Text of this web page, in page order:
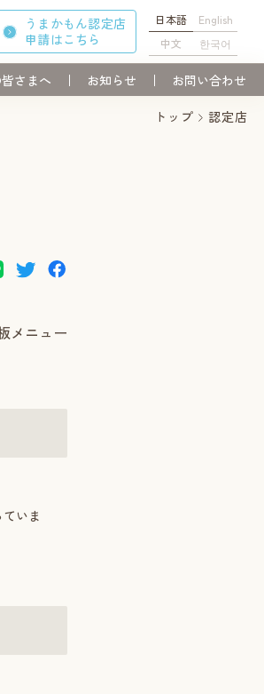
うまかもん認定店
申請はこちら
日本語
English
中文
한국어
さまへ お知らせ お問い合わせ
トップ 認定店
メニュー
いま